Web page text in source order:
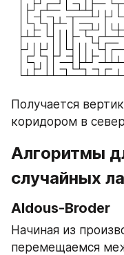
Получается
коридором в
Алгоритмы
случайных
Aldous-Broder
Начиная из
перемещаемся